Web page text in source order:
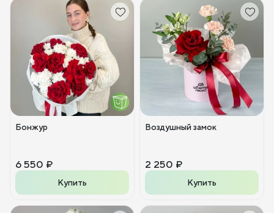
Бонжур
6 550 ₽
Купить
Воздушный замок
2 250 ₽
Купить